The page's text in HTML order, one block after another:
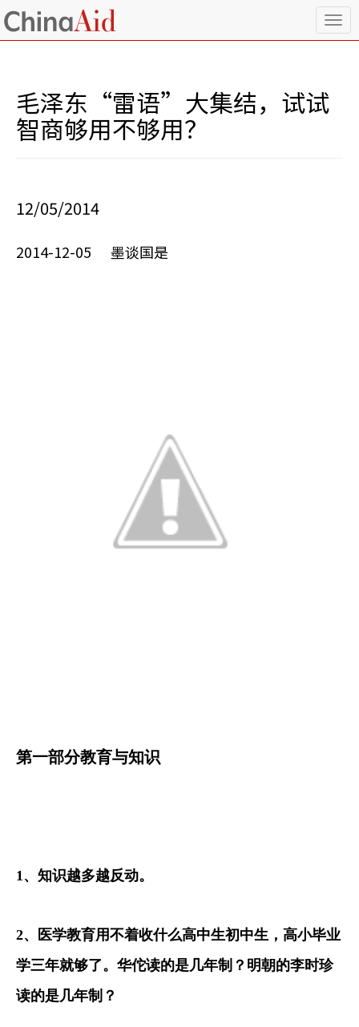
T
o
毛泽东“雷语”大集结，试试
智商够用不够用？
12/05/2014
2014-12-05 墨谈国是
第一部分教育与知识
1、知识越多越反动。
2、医学教育用不着收什么高中生初中生，高小毕业
学三年就够了。华佗读的是几年制？明朝的李时珍
读的是几年制？